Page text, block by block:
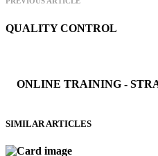
QUALITY CONTROL
ONLINE TRAINING -
SIMILAR ARTICLES